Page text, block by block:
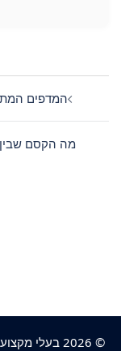
navigation
המדפים
מה הקסם שבין
© 2026 בעלי מקצוע מומחים The Expert. Proudly powered by